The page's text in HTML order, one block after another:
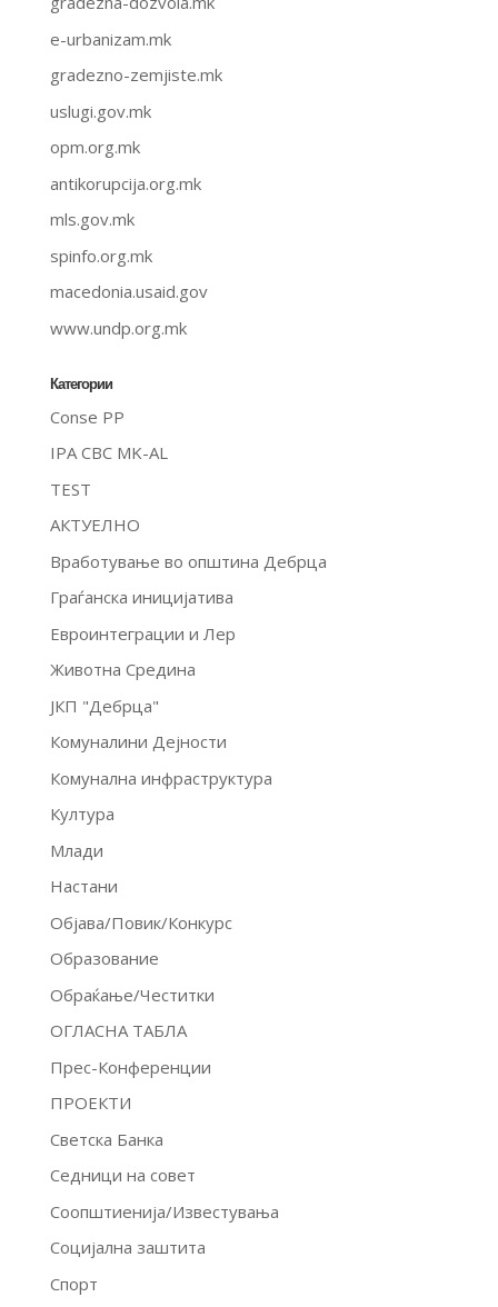
e-urbanizam.mk
gradezno-zemjiste.mk
uslugi.gov.mk
opm.org.mk
antikorupcija.org.mk
mls.gov.mk
spinfo.org.mk
macedonia.usaid.gov
www.undp.org.mk
Категории
Conse PP
IPA CBC MK-AL
TEST
АКТУЕЛНО
Вработување во општина Дебрца
Граѓанска иницијатива
Евроинтеграции и Лер
Животна Средина
ЈКП "Дебрца"
Комуналини Дејности
Комунална инфраструктура
Култура
Млади
Настани
Објава/Повик/Конкурс
Образование
Обраќање/Честитки
ОГЛАСНА ТАБЛА
Прес-Конференции
ПРОЕКТИ
Светска Банка
Седници на совет
Соопштиенија/Известувања
Социјална заштита
Спорт